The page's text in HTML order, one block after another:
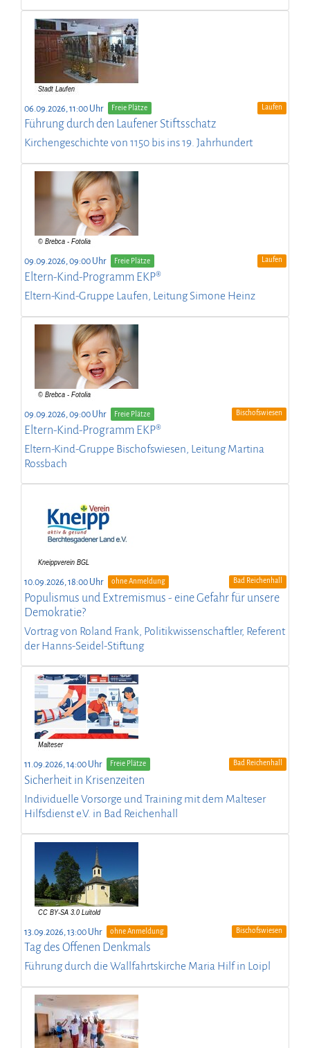
06.09.2026, 11:00 Uhr Freie Plätze Laufen
Führung durch den Laufener Stiftsschatz
Kirchengeschichte von 1150 bis ins 19. Jahrhundert
09.09.2026, 09:00 Uhr Freie Plätze Laufen
Eltern-Kind-Programm EKP®
Eltern-Kind-Gruppe Laufen, Leitung Simone Heinz
09.09.2026, 09:00 Uhr Freie Plätze Bischofswiesen
Eltern-Kind-Programm EKP®
Eltern-Kind-Gruppe Bischofswiesen, Leitung Martina
Rossbach
10.09.2026, 18:00 Uhr ohne Anmeldung Bad Reichenhall
Populismus und Extremismus - eine Gefahr für unsere
Demokratie?
Vortrag von Roland Frank, Politikwissenschaftler, Referent
der Hanns-Seidel-Stiftung
11.09.2026, 14:00 Uhr Freie Plätze Bad Reichenhall
Sicherheit in Krisenzeiten
Individuelle Vorsorge und Training mit dem Malteser
Hilfsdienst e.V. in Bad Reichenhall
13.09.2026, 13:00 Uhr ohne Anmeldung Bischofswiesen
Tag des Offenen Denkmals
Führung durch die Wallfahrtskirche Maria Hilf in Loipl